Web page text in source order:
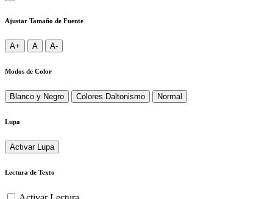
Ajustar Tamaño de Fuente
A+ A A-
Modos de Color
Blanco y Negro Colores Daltonismo Normal
Lupa
Activar Lupa
Lectura de Texto